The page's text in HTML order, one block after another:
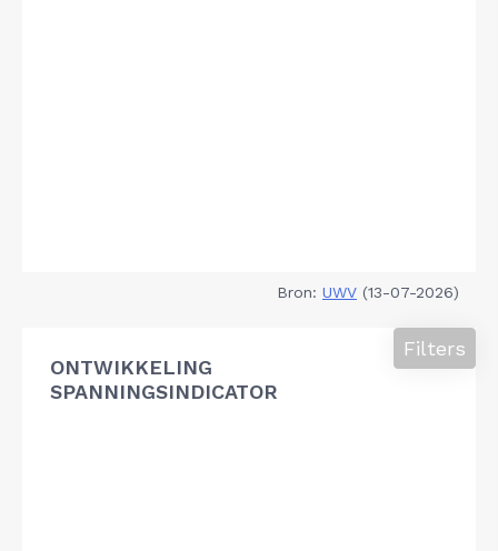
Bron: UWV (13-07-2026)
ONTWIKKELING
SPANNINGSINDICATOR
Filters